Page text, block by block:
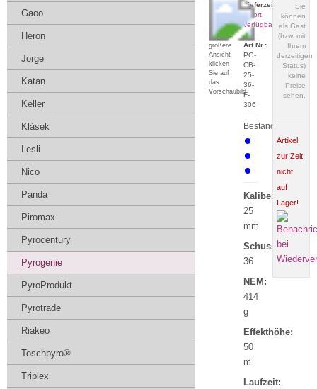
Für eine
größere
Ansicht
klicken
Sie auf
das
Vorschaubild
Sie
können
als Gast
(bzw. mit
Ihrem
derzeitigen
Status)
keine
Preise
sehen.
Artikel
zur Zeit
nicht
auf
Lager!
Lieferzeit:
sofort
verfügbar
Art.Nr.:
PG-
CB-
25-
36-
F-
306
Bestand:
Kaliber:
25
mm
Schuss:
36
NEM:
414
g
Effekthöhe:
50
m
Laufzeit:
Gaoo
Heron
Jorge
Katan
Keller
Klásek
Lesli
Nico
Panda
Piromax
Pyrocentury
Pyrogenie
PyroProdukt
Pyrotrade
Riakeo
Toschpyro®
Triplex